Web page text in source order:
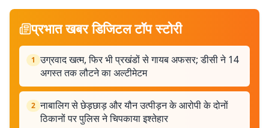
प्रभात खबर डिजिटल टॉप स्टोरी
1 उग्रवाद खत्म, फिर भी प्रखंडों से गायब अफसर; डीसी ने 14
अगस्त तक लौटने का अल्टीमेटम
2 नाबालिग से छेड़छाड़ और यौन उत्पीड़न के आरोपी के दोनों
ठिकानों पर पुलिस ने चिपकाया इश्तेहार